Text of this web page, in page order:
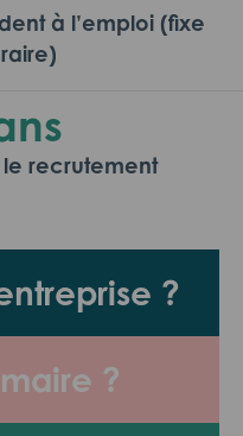
?
?
à l’emploi (fixe
recrutement